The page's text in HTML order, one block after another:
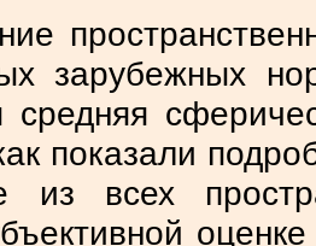
зарубежных
средняя
показали
из всех